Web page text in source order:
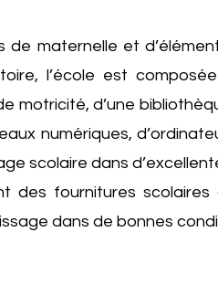
de maternelle et
l’école est
motricité, d’une
numériques,
scolaire dans
des fournitures
dans de bonnes